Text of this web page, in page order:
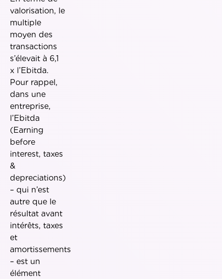
valorisation, le
multiple
moyen des
transactions
s’élevait à 6,1
x l’Ebitda.
Pour rappel,
dans une
entreprise,
l’Ebitda
(Earning
before
interest, taxes
&
depreciations)
– qui n’est
autre que le
résultat avant
intérêts, taxes
et
amortissements
– est un
élément